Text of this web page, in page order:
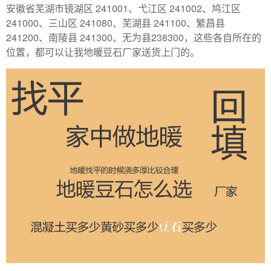
安徽省芜湖市镜湖区 241001、弋江区 241002、鸠江区
241000、三山区 241080、芜湖县 241100、繁昌县
241200、南陵县 241300、无为县238300，这些各自所在的
位置，都可以让我地暖豆石厂家送货上门的。